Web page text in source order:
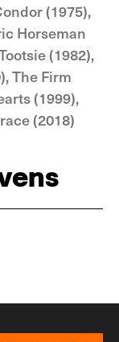
(1975),
Horseman
(1982),
The Firm
(1999),
(2018)